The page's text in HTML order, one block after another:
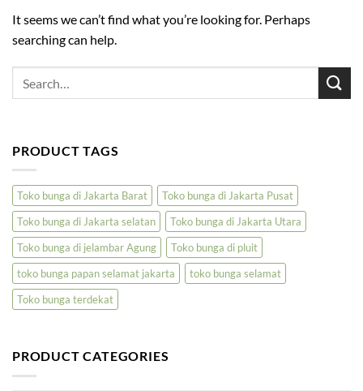
It seems we can’t find what you’re looking for. Perhaps
searching can help.
PRODUCT TAGS
Toko bunga di Jakarta Barat
Toko bunga di Jakarta Pusat
Toko bunga di Jakarta selatan
Toko bunga di Jakarta Utara
Toko bunga di jelambar Agung
Toko bunga di pluit
toko bunga papan selamat jakarta
toko bunga selamat
Toko bunga terdekat
PRODUCT CATEGORIES